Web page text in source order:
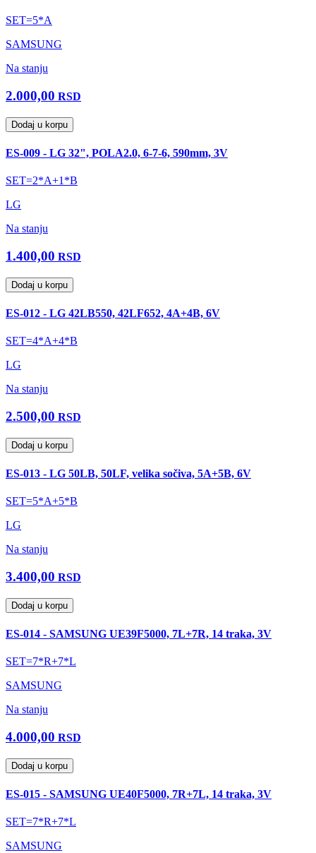
SET=5*A
SAMSUNG
Na stanju
2.000,00 RSD
Dodaj u korpu
ES-009 - LG 32", POLA2.0, 6-7-6, 590mm, 3V
SET=2*A+1*B
LG
Na stanju
1.400,00 RSD
Dodaj u korpu
ES-012 - LG 42LB550, 42LF652, 4A+4B, 6V
SET=4*A+4*B
LG
Na stanju
2.500,00 RSD
Dodaj u korpu
ES-013 - LG 50LB, 50LF, velika sočiva, 5A+5B, 6V
SET=5*A+5*B
LG
Na stanju
3.400,00 RSD
Dodaj u korpu
ES-014 - SAMSUNG UE39F5000, 7L+7R, 14 traka, 3V
SET=7*R+7*L
SAMSUNG
Na stanju
4.000,00 RSD
Dodaj u korpu
ES-015 - SAMSUNG UE40F5000, 7R+7L, 14 traka, 3V
SET=7*R+7*L
SAMSUNG